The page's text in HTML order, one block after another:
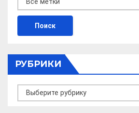
РУБРИКИ
Рубрики